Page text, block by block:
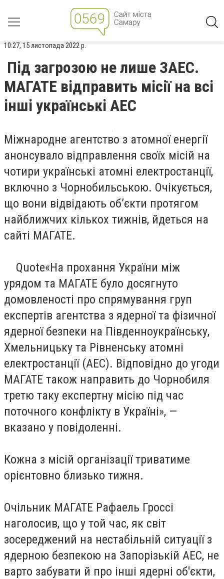
10:27, 15 листопада 2022 р.
Під загрозою не лише ЗАЕС.
МАГАТЕ відправить місії на всі
інші українські АЕС
Міжнародне агентство з атомної енергії
анонсувало відправлення своїх місій на
чотири українські атомні електростанції,
включно з Чорнобильською. Очікується,
що вони відвідають об’єкти протягом
найближчих кількох тижнів, йдеться на
сайті МАГАТЕ.
Quote«На прохання України між
урядом та МАГАТЕ було досягнуто
домовленості про спрямування груп
експертів агентства з ядерної та фізичної
ядерної безпеки на Південноукраїнську,
Хмельницьку та Рівненську атомні
електростанції (АЕС). Відповідно до угоди
МАГАТЕ також направить до Чорнобиля
третю таку експертну місію під час
поточного конфлікту в Україні», —
вказано у повідоленні.
Кожна з місій організації триватиме
орієнтовно близько тижня.
Очільник МАГАТЕ Рафаель Гроссі
наголосив, що у той час, як світ
зосереджений на нестабільній ситуації з
ядерною безпекою на Запорізькій АЕС, не
варто забувати й про інші ядерні об'єкти,